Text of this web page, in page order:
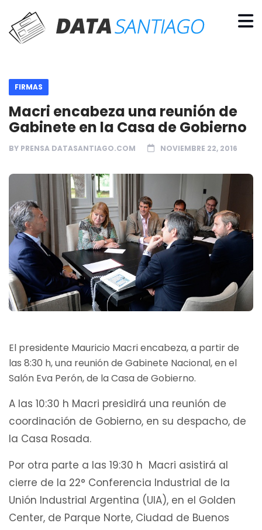
FIRMAS
Macri encabeza una reunión de
Gabinete en la Casa de Gobierno
BY PRENSA DATASANTIAGO.COM NOVIEMBRE 22, 2016
El presidente Mauricio Macri encabeza, a partir de
las 8:30 h, una reunión de Gabinete Nacional, en el
Salón Eva Perón, de la Casa de Gobierno.
A las 10:30 h Macri presidirá una reunión de
coordinación de Gobierno, en su despacho, de
la Casa Rosada.
Por otra parte a las 19:30 h Macri asistirá al
cierre de la 22° Conferencia Industrial de la
Unión Industrial Argentina (UIA), en el Golden
Center, de Parque Norte, Ciudad de Buenos